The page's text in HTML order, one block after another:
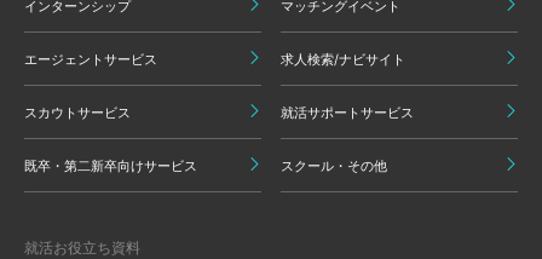
インターンシップ マッチングイベント
エージェントサービス 求人検索/ナビサイト
スカウトサービス 就活サポートサービス
既卒・第二新卒向けサービス スクール・その他
就活お役立ち資料